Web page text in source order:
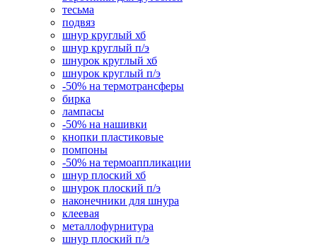
тесьма
подвяз
шнур круглый хб
шнур круглый п/э
шнурок круглый хб
шнурок круглый п/э
-50% на термотрансферы
бирка
лампасы
-50% на нашивки
кнопки пластиковые
помпоны
-50% на термоаппликации
шнур плоский хб
шнурок плоский п/э
наконечники для шнура
клеевая
металлофурнитура
шнур плоский п/э